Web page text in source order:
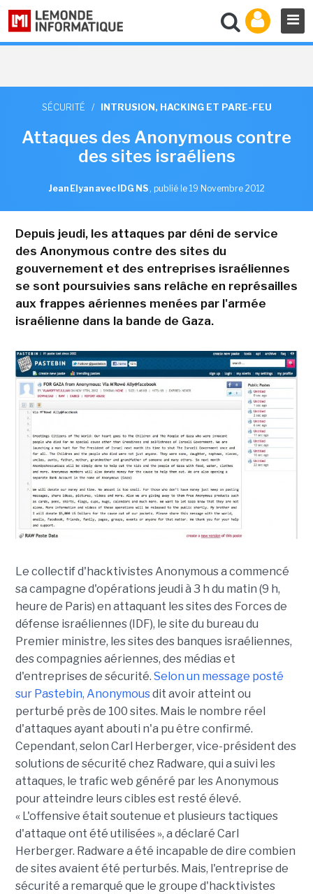
SÉCURITÉ / INTRUSION, HACKING ET PARE-FEU
Attaques des Anonymous contre
des sites israéliens
Jean Elyan avec IDG NS , publié le 19 Novembre 2012
Depuis jeudi, les attaques par déni de service
des Anonymous contre des sites du
gouvernement et des entreprises israéliennes
se sont poursuivies sans relâche en représailles
aux frappes aériennes menées par l'armée
israélienne dans la bande de Gaza.
Le collectif d'hacktivistes Anonymous a commencé
sa campagne d'opérations jeudi à 3 h du matin (9 h,
heure de Paris) en attaquant les sites des Forces de
défense israéliennes (IDF), le site du bureau du
Premier ministre, les sites des banques israéliennes,
des compagnies aériennes, des médias et
d'entreprises de sécurité. Selon un message posté
sur Pastebin, Anonymousdit avoir atteint ou
perturbé près de 100 sites. Mais le nombre réel
d'attaques ayant abouti n'a pu être confirmé.
Cependant, selon Carl Herberger, vice-président des
solutions de sécurité chez Radware, qui a suivi les
attaques, le trafic web généré par les Anonymous
pour atteindre leurs cibles est resté élevé.
« L'offensive était soutenue et plusieurs tactiques
d'attaque ont été utilisées », a déclaré Carl
Herberger. Radware a été incapable de dire combien
de sites avaient été perturbés. Mais, l'entreprise de
sécurité a remarqué que le groupe d'hacktivistes